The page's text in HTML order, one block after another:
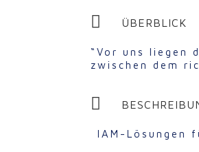
ÜBERBLICK
“Vor uns liegen
zwischen dem
IAM-Lösungen